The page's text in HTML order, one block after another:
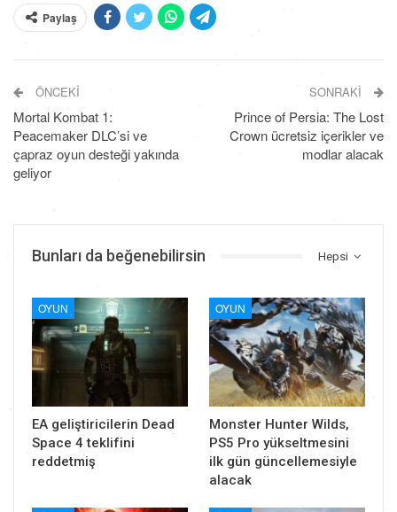
Paylaş
ÖNCEKI
Mortal Kombat 1:
Peacemaker DLC’si ve
çapraz oyun desteği yakında
geliyor
SONRAKI
Prince of Persia: The Lost
Crown ücretsiz içerikler ve
modlar alacak
Hepsi
Bunları da beğenebilirsin
OYUN
EA geliştiricilerin Dead
Space 4 teklifini
reddetmiş
OYUN
Monster Hunter Wilds,
PS5 Pro yükseltmesini
ilk gün güncellemesiyle
alacak